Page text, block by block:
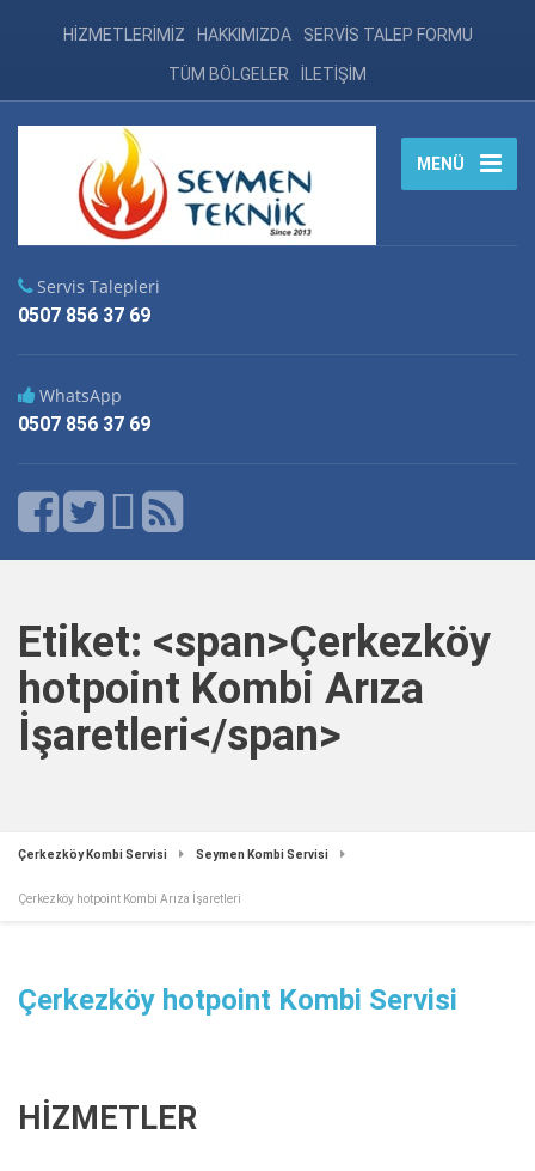
HİZMETLERİMİZ HAKKIMIZDA SERVİS TALEP FORMU
TÜM BÖLGELER İLETİŞİM
MENÜ
Servis Talepleri
0507 856 37 69
WhatsApp
0507 856 37 69
Etiket: <span>Çerkezköy
hotpoint Kombi Arıza
İşaretleri</span>
Çerkezköy Kombi Servisi Seymen Kombi Servisi
Çerkezköy hotpoint Kombi Arıza İşaretleri
Çerkezköy hotpoint Kombi Servisi
HİZMETLER